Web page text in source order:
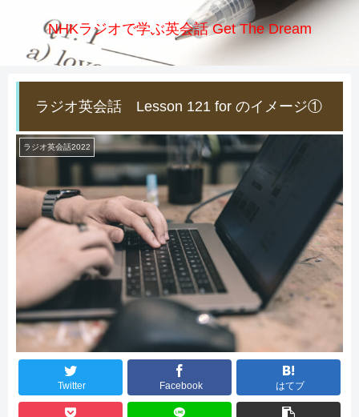
NHKラジオで学ぶ英会話 Get The Dream
ラジオ英会話 Lesson 121 for のイメージ①
ラジオ英会話2022
Twitter Facebook はてブ